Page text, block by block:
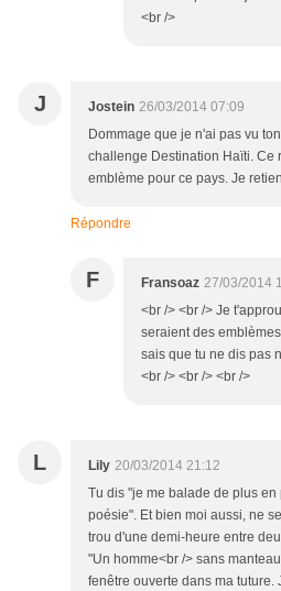
<br />
J Jostein 26/03/2014 07:09
Dommage que je n'ai pas vu
challenge Destination Haïti. Ce
emblème pour ce pays. Je
Répondre
F Fransoaz 27/03/2014
<br /> <br /> Je
seraient des
sais que tu ne dis pas
<br /> <br /> <br />
L Lily 20/03/2014 21:12
Tu dis "je me balade de plus
poésie". Et bien moi aussi, ne
trou d'une demi-heure entre
"Un homme<br /> sans
fenêtre ouverte dans ma tuture.